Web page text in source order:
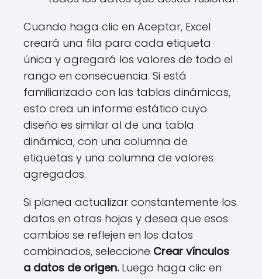
Cuando haga clic en Aceptar, Excel
creará una fila para cada etiqueta
única y agregará los valores de todo el
rango en consecuencia. Si está
familiarizado con las tablas dinámicas,
esto crea un informe estático cuyo
diseño es similar al de una tabla
dinámica, con una columna de
etiquetas y una columna de valores
agregados.
Si planea actualizar constantemente los
datos en otras hojas y desea que esos
cambios se reflejen en los datos
combinados, seleccione Crear vínculos
a datos de origen. Luego haga clic en